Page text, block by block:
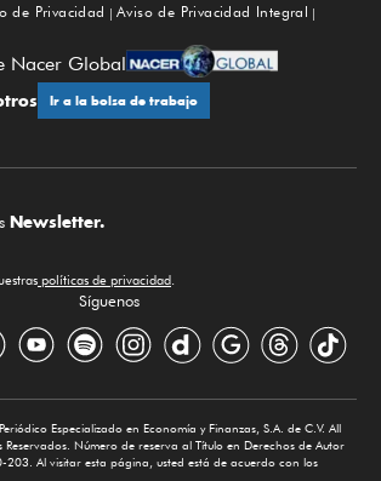
de Privacidad
Aviso de Privacidad Integral
Nacer Global
Ir a la bolsa de trabajo
Newsletter.
políticas de privacidad.
Síguenos
Especializado en Economía y Finanzas, S.A. de C.V. All
Reservados. Número de reserva al Título en Derechos de Autor
Al visitar esta página, usted está de acuerdo con los